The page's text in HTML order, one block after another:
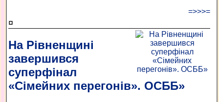
=>>>=
¤
На Рівненщині
завершився
суперфінал
«Сімейних перегонів». ОСББ»